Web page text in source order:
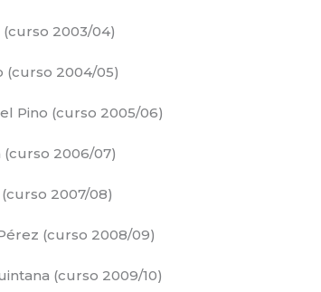
2003/04)
(curso 2004/05)
Pino (curso 2005/06)
(curso 2006/07)
2007/08)
(curso 2008/09)
(curso 2009/10)